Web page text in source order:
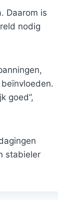
Daarom is
nodig
goed”,
stabieler